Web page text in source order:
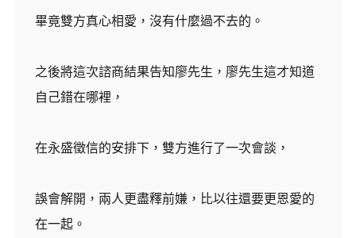
畢竟雙方真心相愛，沒有什麼過不去的。
之後將這次諮商結果告知廖先生，廖先生這才知道
自己錯在哪裡，
在永盛徵信的安排下，雙方進行了一次會談，
誤會解開，兩人更盡釋前嫌，比以往還要更恩愛的
在一起。